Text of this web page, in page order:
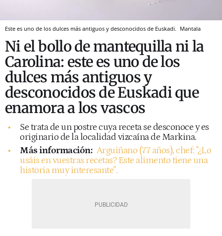
Este es uno de los dulces más antiguos y desconocidos de Euskadi. Mantala
Ni el bollo de mantequilla ni la
Carolina: este es uno de los
dulces más antiguos y
desconocidos de Euskadi que
enamora a los vascos
Se trata de un postre cuya receta se desconoce y es
originario de la localidad vizcaína de Markina.
Más información: Arguiñano (77 años), chef: "¿Lo
usáis en vuestras recetas? Este alimento tiene una
historia muy interesante".